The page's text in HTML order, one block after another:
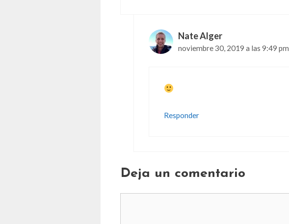
Nate Alger
noviembre 30, 2019 a las 9:49 pm
Responder
Deja un comentario